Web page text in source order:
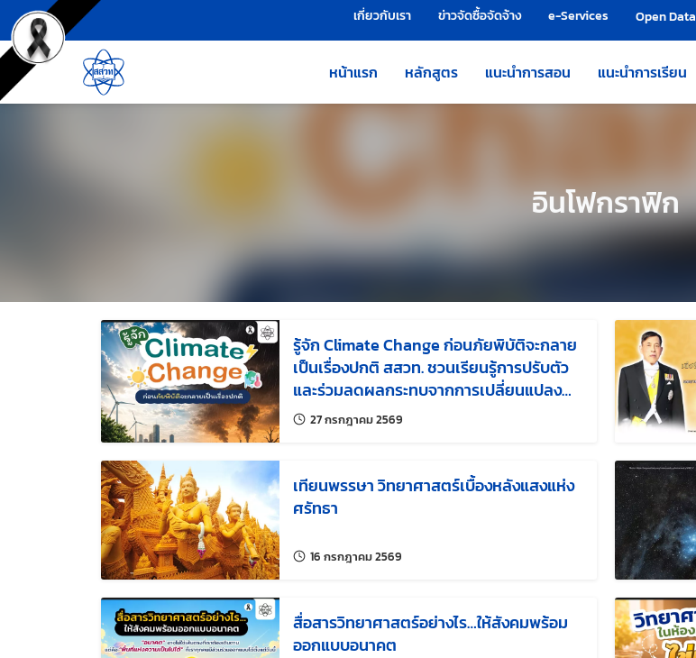
ข้ามไปยังเนื้อหาหลัก
เครื่องมือช่วยเหลือ เกี่ยวกับเรา ข่าวจัดซื้อจัดจ้าง e-Services Open Data
หน้าแรก หลักสูตร แนะนำการสอน แนะนำการเรียน
อินโฟกราฟิก
รู้จัก Climate Change ก่อนภัยพิบัติจะกลาย
เป็นเรื่องปกติ สสวท. ชวนเรียนรู้การปรับตัว
และร่วมลดผลกระทบจากการเปลี่ยนแปลง
สภาพภูมิอากาศ
27 กรกฎาคม 2569
เทียนพรรษา วิทยาศาสตร์เบื้องหลังแสงแห่ง
ศรัทธา
16 กรกฎาคม 2569
สื่อสารวิทยาศาสตร์อย่างไร…ให้สังคมพร้อม
ออกแบบอนาคต